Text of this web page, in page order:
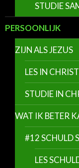
STUDIE
PERSOONLIJK
ZIJN ALS JEZUS
LES IN
STUDIE IN
WAT IK BETER
#12 SCHULD
LES